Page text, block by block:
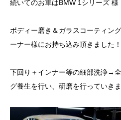
続いてのお車はBMW 1シリーズ
ボディー磨き＆ガラスコーティン
ーナー様にお持ち込み頂きました！
下回り＋インナー等の細部洗浄→
グ養生を行い、研磨を行っていきま